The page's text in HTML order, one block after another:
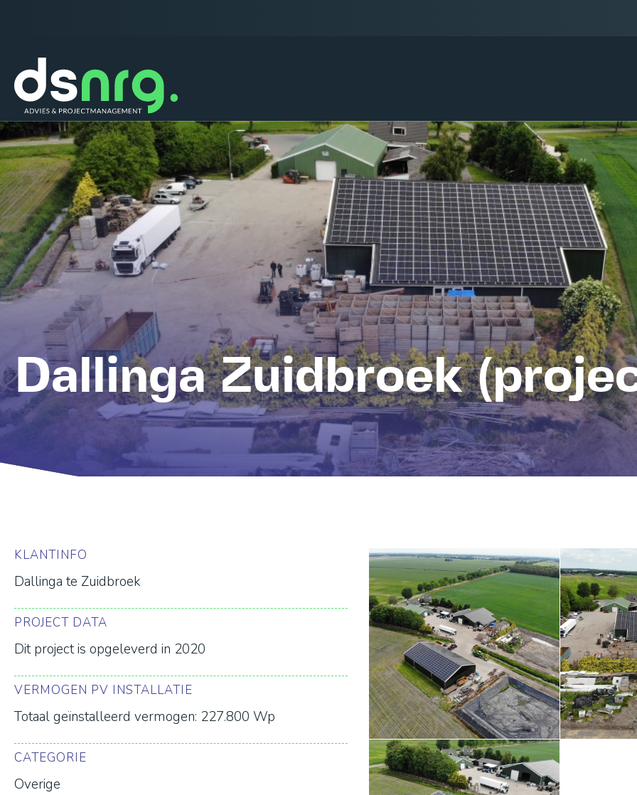
Dallinga Zuidbroek
KLANTINFO
Dallinga te Zuidbroek
PROJECT DATA
Dit project is opgeleverd in 2020
VERMOGEN PV INSTALLATIE
Totaal geïnstalleerd vermogen: 227.800 Wp
CATEGORIE
Overige